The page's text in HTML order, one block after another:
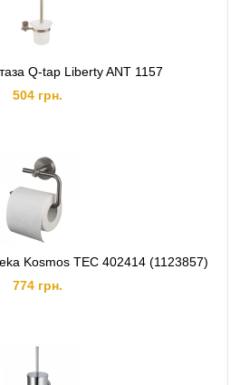
Q-tap Liberty ANT 1157
504 грн.
Kosmos TEC 402414 (1123857)
774 грн.